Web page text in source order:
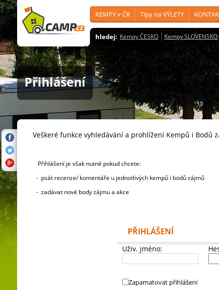
KEMPY v ČR Tipy na VÝLETY
hledej: Kempy ČESKO Kempy SLOVENSKO
Přihlášení
Veškeré funkce vyhledávání a prohlížení Kempů i
Přihlášení je však nutné pokud chcete:
- psát recenze/ komentáře u jednotlivých kempů i bodů zájmů
- zadávat nové body zájmu a akce
PŘIHLÁŠENÍ
Uživ. jméno:
Zapamatovat přihlášení